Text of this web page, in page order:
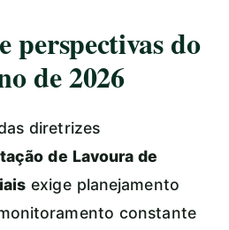
perspectivas do
de 2026
diretrizes
de Lavoura de
exige planejamento
constante